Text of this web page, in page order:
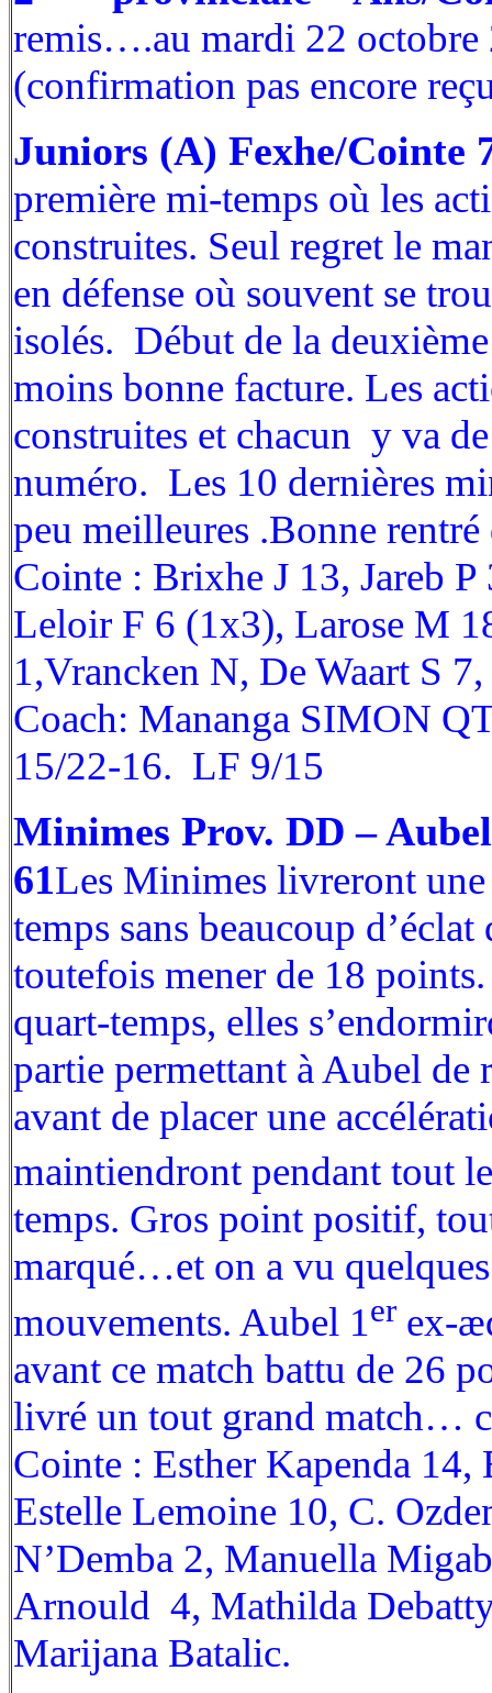
remis….au mardi 22 octobre
(confirmation pas encore
Juniors (A) Fexhe/Cointe
première mi-temps où les
construites. Seul regret le
en défense où souvent se
isolés. Début de la
moins bonne facture. Les
construites et chacun y va
numéro. Les 10 dernières
peu meilleures .Bonne
Cointe : Brixhe J 13, Jareb
Leloir F 6 (1x3), Larose M
1,Vrancken N, De Waart S 7,
Coach: Mananga SIMON
15/22-16. LF 9/15
Minimes Prov. DD –
61Les Minimes livreront
temps sans beaucoup
toutefois mener de 18
quart-temps, elles
partie permettant à Aubel de
avant de placer une
maintiendront pendant tout
temps. Gros point positif,
marqué…et on a vu
mouvements. Aubel 1er ex-
avant ce match battu de 26
livré un tout grand match…
Cointe : Esther Kapenda
Estelle Lemoine 10, C.
N’Demba 2, Manuella
Arnould 4, Mathilda
Marijana Batalic.